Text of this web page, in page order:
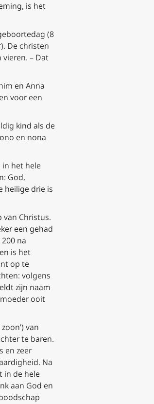
is het
(8
De christen
– Dat
en Anna
voor een
kind als de
en nona
in het hele
God,
heilige drie is
van Christus.
een gehad
na
is het
op te
volgens
zijn naam
ooit
van
te baren.
en zeer
Na
in de hele
aan God en